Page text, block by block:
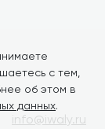
с тем,
об этом в
данных.
info@iwaly.ru